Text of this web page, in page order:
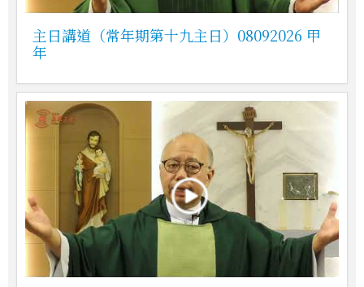
主日講道（常年期第十九主日）08092026 甲
年